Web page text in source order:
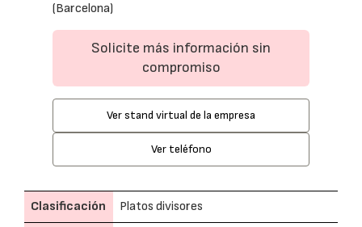
(Barcelona)
Solicite más información sin
compromiso
Ver stand virtual de la empresa
Ver teléfono
Clasificación Platos divisores